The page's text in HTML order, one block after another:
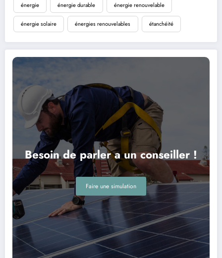
énergie énergie durable énergie renouvelable
énergie solaire énergies renouvelables étanchéité
Besoin de parler a un conseiller !
Faire une simulation